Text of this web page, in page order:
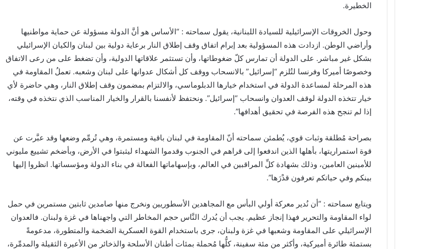
الخطيرة.
وحول الخروقات الإسرائيلية للسيادة اللبنانية، يقول سماحته : “الأساس هو أنَّ الدولة مسؤولة عن حماية مواطنيها
وأراضي الوطن. ازدادت هذه المسؤولية بعد إبرام اتفاق وقف إطلاق النار برعاية دولية بين لبنان والكيان الإسرائيلي
بشكل غير مباشر. على الدولة أن تمارس كلّ ضغوطاتها، وأن تستثمر علاقاتها الدولية، وأن تضغط على من رعى الاتفاق
وخصوصًا أميركا وفرنسا لتُلزم “إسرائيل” بالانسحاب ووقف كل أشكال عدوانها على لبنان وشعبه. تعملُ المقاومة في
هذه المرحلة لمساعدة الدولة في استخدام خيارها الدبلوماسي، والالتزام بمضمون وقف إطلاق النار، وهي حاضرة لأي
خيار تتخذه الدولة لوقف العدوان وانسحاب “إسرائيل”. ونحتفظ لأنفسنا بالقرار والخيار المناسب الذي نتخذه في وقته،
إذا لم تنجح هذه الفرصة في تحقيق أهدافها”.
بصراحة مُطلقة وثبات قوي، يُطمئن سماحته أنّ المقاومة في لبنان باقية ومستمرة، وهي تُرمِّم وضعها وقد عبَّرت عن
قوة استمراريتها، بأهلها الذين اندفعوا إلى قراهم في الجنوب وقدموا الشهداء ليثبتوا في الأرض، وبأضخم تشييع مليوني
للأمينين العامين، وذلك بشهادة كلِّ المراقبين في العالم، وبإسهاماتها الفعالة في بناء الدولة ومؤسساتها. انظروا إليها
بينكم وفي حياتكم تعرفون قدْرَها”.
ويتابع سماحته : “أن نُدير معركة أولي البأس مع المجاهدين الأسطوريين ونخرج منها صامدين ثابتين مستمرين في حمل
لواء المقاومة والتحرير فهذا إنجاز عظيم. يجب أن يُدرك النَّاس حجم المخاطر التي واجهناها في غزة ولبنان. فالعدوان
الإسرائيلي على المقاومة وشعبها في غزة ولبنان، جرى باستخدام القوة العسكرية الضخمة والمتطورة، مدعومةً
بستمئة طائرة أميركية، وأكثر من مئة سفينة، كلُّها مُحملة بمئات أطنان الأسلحة والذخائر من الأعيرة الثقيلة والمدمِّرة،